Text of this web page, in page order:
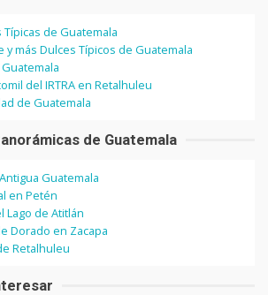
de Guatemala
y más Dulces Típicos de Guatemala
del IRTRA en Retalhuleu
de Guatemala
de Guatemala
Guatemala
en Petén
Lago de Atitlán
Dorado en Zacapa
Retalhuleu